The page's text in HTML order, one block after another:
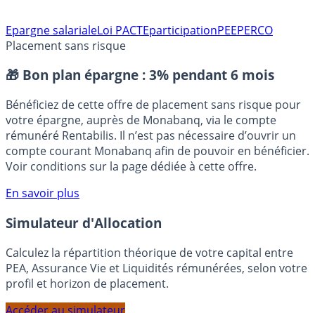
Epargne salarialeLoi PACTE
Placement sans risque
🎁 Bon plan épargne : 3% pendant 6 mois
Bénéficiez de cette offre de placement sans risque pour
votre épargne, auprès de Monabanq, via le compte
rémunéré Rentabilis. Il n’est pas nécessaire d’ouvrir un
compte courant Monabanq afin de pouvoir en bénéficier.
Voir conditions sur la page dédiée à cette offre.
En savoir plus
Simulateur d'Allocation
Calculez la répartition théorique de votre capital entre
PEA, Assurance Vie et Liquidités rémunérées, selon votre
profil et horizon de placement.